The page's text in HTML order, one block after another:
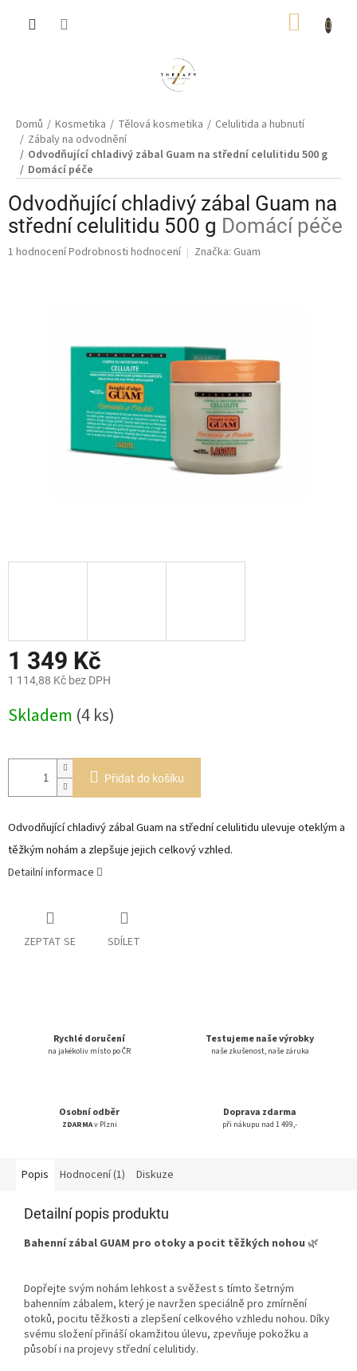
Domů Kosmetika Tělová kosmetika
Celulitida a hubnutí
Zábaly na odvodnění
Odvodňující chladivý zábal Guam na střední celulitidu 500 g
Domácí péče
Odvodňující chladivý zábal Guam na
střední celulitidu 500 g Domácí péče
Průměrné
1 hodnoceníPodrobnosti hodnocení Značka: Guam
1 349 Kč
1 114,88 Kč bez DPH
cena:
Skladem (4 ks)
Přidat do košíku
Odvodňující chladivý zábal Guam na střední celulitidu ulevuje oteklým a
těžkým nohám a zlepšuje jejich celkový vzhled.
Detailní informace
ZEPTAT SE SDÍLET
Rychlé doručení
na jakékoliv místo po ČR
Testujeme naše výrobky
naše zkušenost, naše záruka
Osobní odběr
ZDARMAv Plzni
Doprava zdarma
při nákupu nad 1 499,-
Popis Hodnocení (1) Diskuze
Detailní popis produktu
Bahenní zábal GUAM pro otoky a pocit těžkých nohou 🌿
Dopřejte svým nohám lehkost a svěžest s tímto šetrným
bahenním zábalem, který je navržen speciálně pro zmírnění
otoků, pocitu těžkosti a zlepšení celkového vzhledu nohou. Díky
svému složení přináší okamžitou úlevu, zpevňuje pokožku a
působí i na projevy střední celulitidy.